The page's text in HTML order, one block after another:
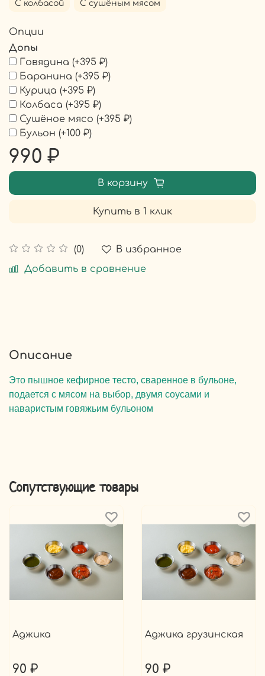
(0)
В избранное
Добавить в сравнение
С колбасой С сушёным мясом
Опции
Допы
Говядина (+395 ₽)
Баранина (+395 ₽)
Курица (+395 ₽)
Колбаса (+395 ₽)
Сушёное мясо (+395 ₽)
Бульон (+100 ₽)
990 ₽
В корзину
Купить в 1 клик
Описание
Это пышное кефирное тесто, сваренное в бульоне,
подается с мясом на выбор, двумя соусами и
наваристым говяжьим бульоном
Сопутствующие товары
Аджика
90 ₽
Аджика грузинская
90 ₽